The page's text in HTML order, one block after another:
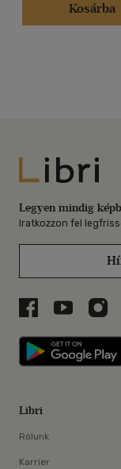
Kosárba
Libri
Legyen mindig
Iratkozzon fel
Libri aLibri a
Libri
Rólunk
Karrier